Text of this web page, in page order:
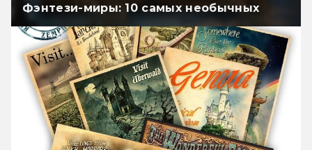
Фэнтези-миры: 10 самых необычных